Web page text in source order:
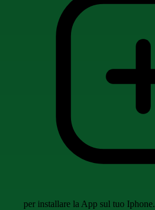
per installare la App sul tuo Iphone.